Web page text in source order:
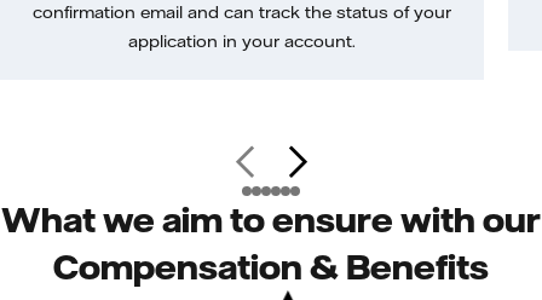
confirmation email and can track the status of your
application in your account.
What we aim to ensure with our
Compensation & Benefits